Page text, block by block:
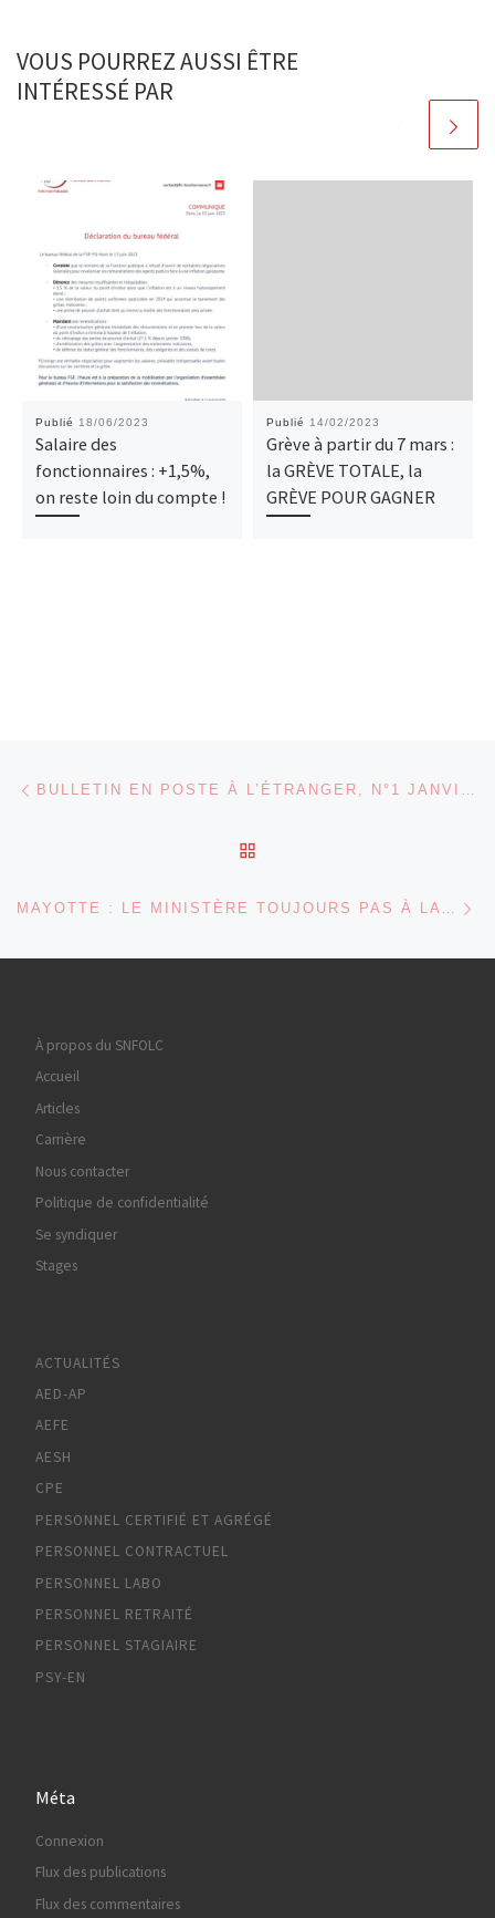
VOUS POURREZ AUSSI ÊTRE
INTÉRESSÉ PAR
Publié 18/06/2023
Salaire des
fonctionnaires : +1,5%,
on reste loin du compte !
Publié 14/02/2023
Grève à partir du 7 mars :
la GRÈVE TOTALE, la
GRÈVE POUR GAGNER
Parcourir les articles BULLETIN EN POSTE À L’ÉTRANGER, N°1 JANVIER 2025
MAYOTTE : LE MINISTÈRE TOUJOURS PAS À LA HAUTEUR ! COMPTE-RENDU DES GROUPES DE TRAVAIL AU MINISTÈRE
À propos du SNFOLC
Accueil
Articles
Carrière
Nous contacter
Politique de confidentialité
Se syndiquer
Stages
ACTUALITÉS
AED-AP
AEFE
AESH
CPE
PERSONNEL CERTIFIÉ ET AGRÉGÉ
PERSONNEL CONTRACTUEL
PERSONNEL LABO
PERSONNEL RETRAITÉ
PERSONNEL STAGIAIRE
PSY-EN
Méta
Connexion
Flux des publications
Flux des commentaires